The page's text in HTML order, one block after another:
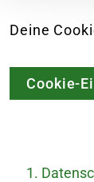
Deine
Cookie-
1.